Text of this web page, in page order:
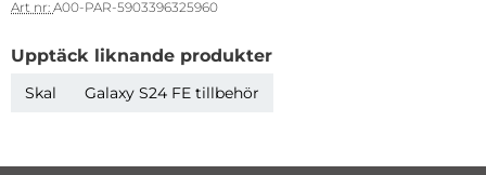
Art nr: A00-PAR-5903396325960
Upptäck liknande produkter
Skal Galaxy S24 FE tillbehör